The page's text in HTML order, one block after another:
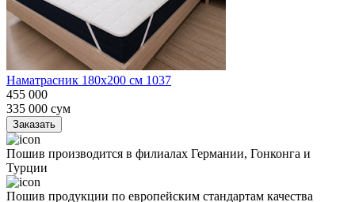
Наматрасник 180х200 см 1037
455 000
335 000 сум
Заказать
Пошив производится в филиалах Германии, Гонконга и
Турции
Пошив продукции по европейским стандартам качества